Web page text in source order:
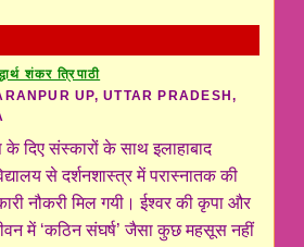
शंकर त्रिपाठी
UP, UTTAR PRADESH,
के दिए संस्कारों के साथ इलाहाबाद
से दर्शनशास्त्र में परास्नातक की
नौकरी मिल गयी। ईश्वर की कृपा और
में ‘कठिन संघर्ष’ जैसा कुछ महसूस नहीं